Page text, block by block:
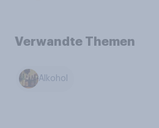
Verwandte Themen
Alkohol